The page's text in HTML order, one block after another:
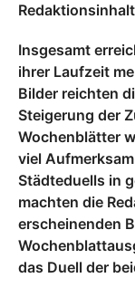
Insgesamt
ihrer Laufzeit
Bilder reichten
Steigerung der
Wochenblätter
viel
Städteduells in
machten die
erscheinenden
das Duell der